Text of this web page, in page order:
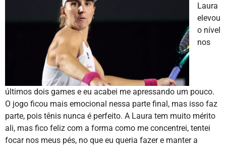
Laura
elevou
o nível
nos
últimos dois games e eu acabei me apressando um pouco.
O jogo ficou mais emocional nessa parte final, mas isso faz
parte, pois tênis nunca é perfeito. A Laura tem muito mérito
ali, mas fico feliz com a forma como me concentrei, tentei
focar nos meus pés, no que eu queria fazer e manter a